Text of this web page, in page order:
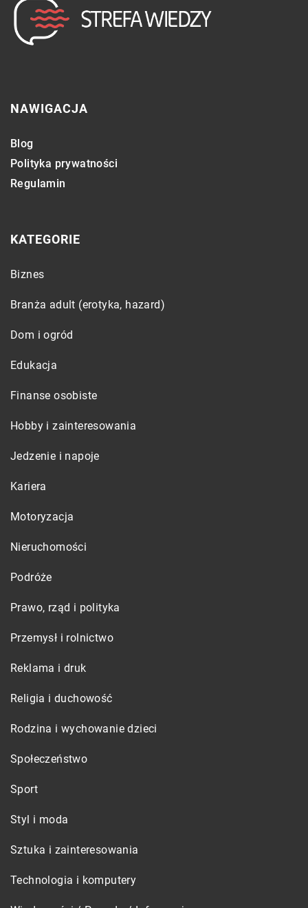
NAWIGACJA
Blog
Polityka prywatności
Regulamin
KATEGORIE
Biznes
Branża adult (erotyka, hazard)
Dom i ogród
Edukacja
Finanse osobiste
Hobby i zainteresowania
Jedzenie i napoje
Kariera
Motoryzacja
Nieruchomości
Podróże
Prawo, rząd i polityka
Przemysł i rolnictwo
Reklama i druk
Religia i duchowość
Rodzina i wychowanie dzieci
Społeczeństwo
Sport
Styl i moda
Sztuka i zainteresowania
Technologia i komputery